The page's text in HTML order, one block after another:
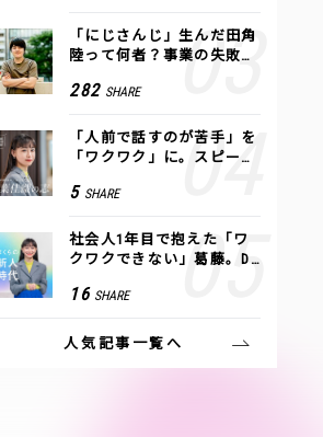
「にじさんじ」生んだ田角
陸って何者？事業の失敗
COLOR
282 SHARE
「人前で話すのが苦手」を
「ワクワク」に。スピーチ
方トレーニング」に込めた
5 SHARE
社会人1年目で抱えた「ワ
クワクできない」葛藤。De
つけた、私の生きる道
16 SHARE
人気記事一覧へ